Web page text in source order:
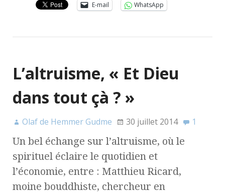
E-mail
WhatsApp
L’altruisme, « Et Dieu
dans tout çà ? »
Olaf de Hemmer Gudme 30 juillet 2014 1
Un bel échange sur l’altruisme, où le
spirituel éclaire le quotidien et
l’économie, entre : Matthieu Ricard,
moine bouddhiste, chercheur en